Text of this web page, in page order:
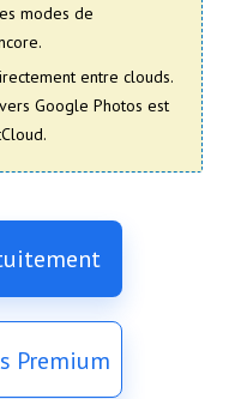
modes de
entre clouds.
Google Photos est
Premium